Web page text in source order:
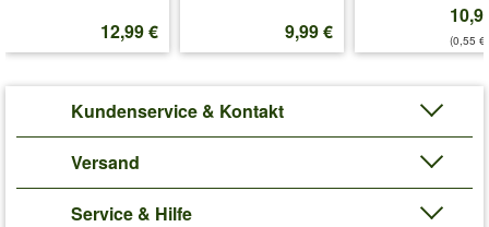
12,99 € 9,99 € (0,55
Kundenservice & Kontakt
Versand
Service & Hilfe